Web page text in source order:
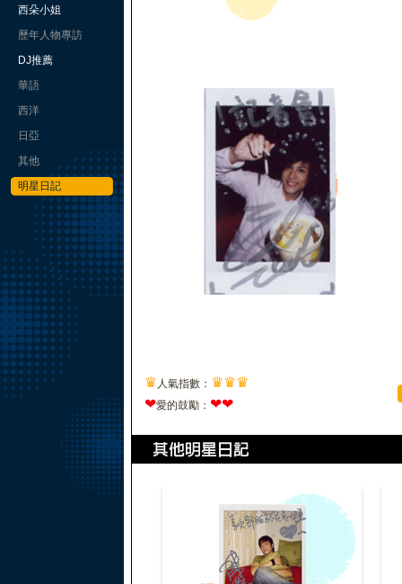
西朵小姐
歷年人物專訪
DJ推薦
華語
西洋
日亞
其他
明星日記
♛ 人氣指數： ♛♛♛
❤愛的鼓勵： ❤❤